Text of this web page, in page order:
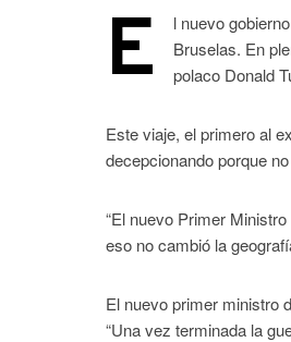
E
l nuevo
Bruselas. En
polaco Donald
Este viaje, el primero al
decepcionando porque
“El nuevo Primer
eso no cambió la
El nuevo primer ministro
“Una vez terminada la